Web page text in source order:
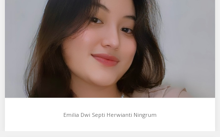
Aku mendukung Emilia Dwi Septi Herwianti Ningrum Sebagai
Model Favorit0 Saya seorang mahasiswa kesehatan…
Emilia Dwi Septi Herwianti Ningrum